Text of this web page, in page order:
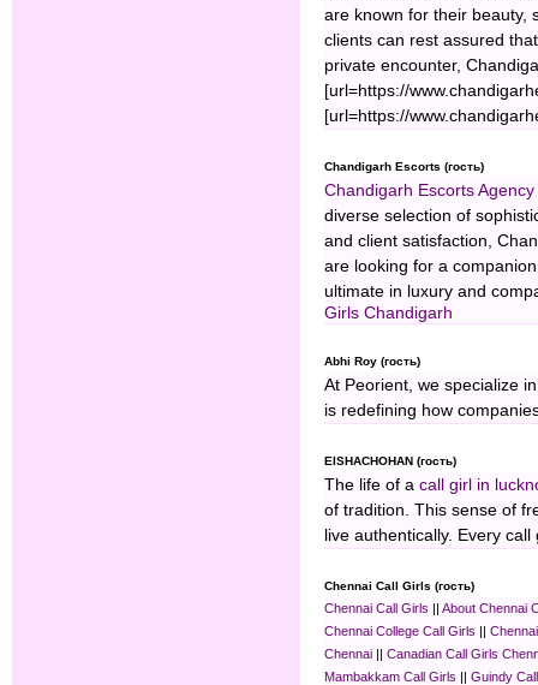
are known for their beauty,
clients can rest assured
private encounter,
[url=https://
[url=https://
Chandigarh Escorts (гость)
Chandigarh Escorts Agency
diverse selection of
and client satisfaction,
are looking for a
ultimate in luxury and
Girls Chandigarh
Abhi Roy (гость)
At Peorient, we specialize
is redefining how
EISHACHOHAN (гость)
The life of a call girl in
of tradition. This sense of
live authentically. Every
Chennai Call Girls (гость)
Chennai Call Girls || About Chennai
Chennai College Call Girls ||
Chennai || Canadian Call Girls
Mambakkam Call Girls || Guindy